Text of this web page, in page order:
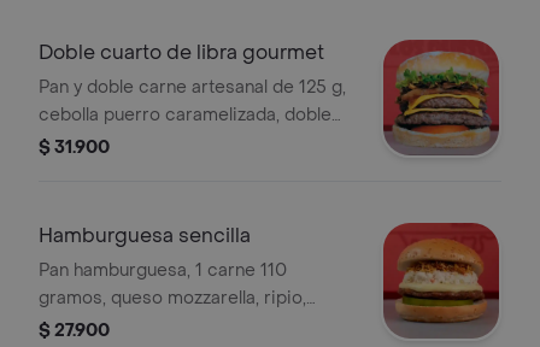
Doble cuarto de libra gourmet
Pan y doble carne artesanal de 125 g,
cebolla puerro caramelizada, doble
queso cheddar, tocineta, tomate.
tocineta o tártara.
$ 31.900
Hamburguesa sencilla
Pan hamburguesa, 1 carne 110
gramos, queso mozzarella, ripio,
ensalada de la casa, tomate y
$ 27.900